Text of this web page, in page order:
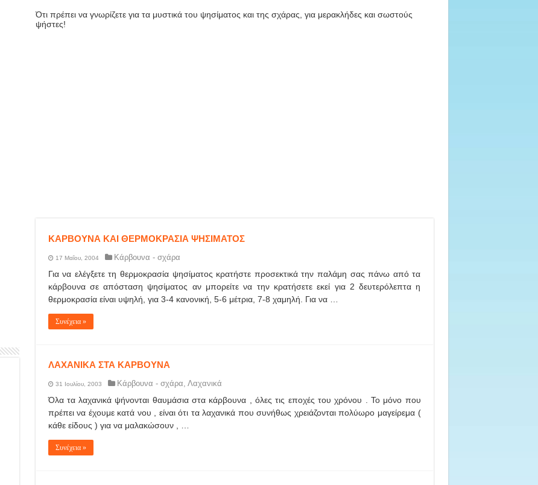
Ότι πρέπει να γνωρίζετε για τα μυστικά του ψησίματος και της σχάρας, για μερακλήδες και σωστούς
ψήστες!
ΚΑΡΒΟΥΝΑ ΚΑΙ ΘΕΡΜΟΚΡΑΣΙΑ ΨΗΣΙΜΑΤΟΣ
17 Μαΐου, 2004 Κάρβουνα - σχάρα
Για να ελέγξετε τη θερμοκρασία ψησίματος κρατήστε προσεκτικά την παλάμη σας πάνω από τα
κάρβουνα σε απόσταση ψησίματος αν μπορείτε να την κρατήσετε εκεί για 2 δευτερόλεπτα η
θερμοκρασία είναι υψηλή, για 3-4 κανονική, 5-6 μέτρια, 7-8 χαμηλή. Για να …
Συνέχεια »
ΛΑΧΑΝΙΚΑ ΣΤΑ ΚΑΡΒΟΥΝΑ
31 Ιουλίου, 2003 Κάρβουνα - σχάρα, Λαχανικά
Όλα τα λαχανικά ψήνονται θαυμάσια στα κάρβουνα , όλες τις εποχές του χρόνου . Το μόνο που
πρέπει να έχουμε κατά νου , είναι ότι τα λαχανικά που συνήθως χρειάζονται πολύωρο μαγείρεμα (
κάθε είδους ) για να μαλακώσουν , …
Συνέχεια »